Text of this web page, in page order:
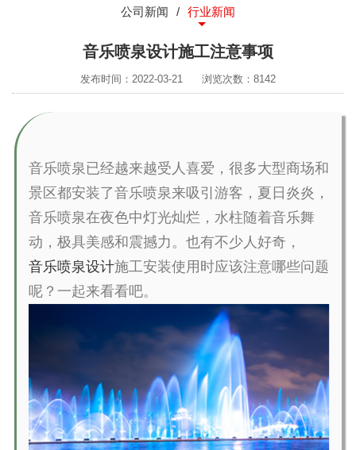
公司新闻 行业新闻
音乐喷泉设计施工注意事项
发布时间：2022-03-21 浏览次数：8142
音乐喷泉已经越来越受人喜爱，很多大型商场和
景区都安装了音乐喷泉来吸引游客，夏日炎炎，
音乐喷泉在夜色中灯光灿烂，水柱随着音乐舞
动，极具美感和震撼力。也有不少人好奇，
音乐喷泉设计施工安装使用时应该注意哪些问题
呢？一起来看看吧。